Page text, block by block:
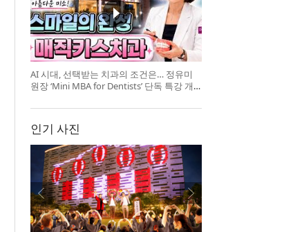
AI 시대, 선택받는 치과의 조건은… 정유미
원장 ‘Mini MBA for Dentists’ 단독 특강 개
인기 사진